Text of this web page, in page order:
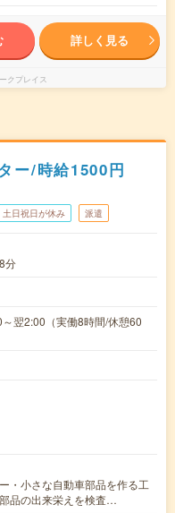
詳しく見る
クプレイス
ー/時給1500円
土日祝日が休み 派遣
分
翌2:00（実働8時間/休憩60
・小さな自動車部品を作る工
品の出来栄えを検査…